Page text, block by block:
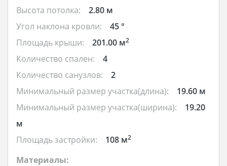
Высота потолка:
2.80 м
Угол наклона кровли:
45 °
Площадь крыши:
201.00 м2
Количество спален:
4
Количество санузлов:
2
Минимальный размер участка(длина):
19.60 м
Минимальный размер участка(ширина):
19.20
м
Площадь застройки:
108 м2
Материалы: